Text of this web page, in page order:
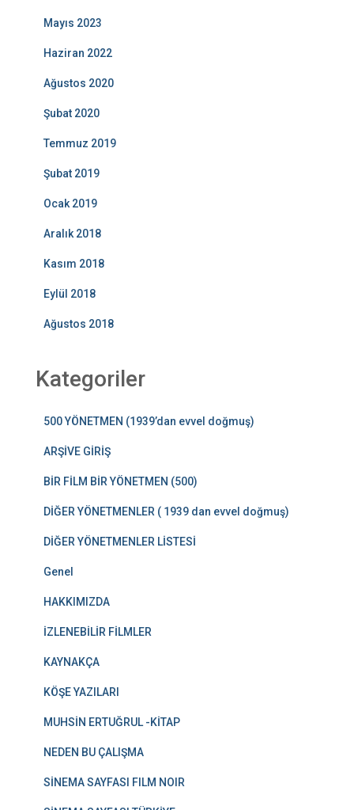
Mayıs 2023
Haziran 2022
Ağustos 2020
Şubat 2020
Temmuz 2019
Şubat 2019
Ocak 2019
Aralık 2018
Kasım 2018
Eylül 2018
Ağustos 2018
Kategoriler
500 YÖNETMEN (1939’dan evvel doğmuş)
ARŞİVE GİRİŞ
BİR FİLM BİR YÖNETMEN (500)
DİĞER YÖNETMENLER ( 1939 dan evvel doğmuş)
DİĞER YÖNETMENLER LİSTESİ
Genel
HAKKIMIZDA
İZLENEBİLİR FİLMLER
KAYNAKÇA
KÖŞE YAZILARI
MUHSİN ERTUĞRUL -KİTAP
NEDEN BU ÇALIŞMA
SİNEMA SAYFASI FILM NOIR